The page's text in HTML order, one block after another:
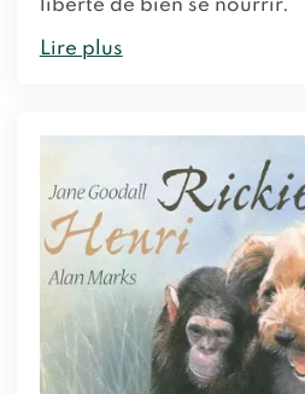
liberté de bien se nourrir.
Lire plus